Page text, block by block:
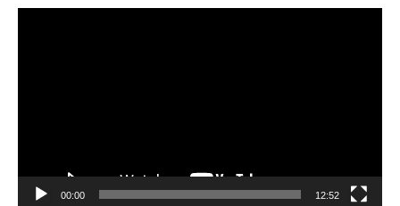
00:00 12:52